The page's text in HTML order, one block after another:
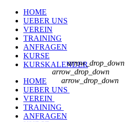
HOME
UEBER UNS
VEREIN
TRAINING
ANFRAGEN
KURSE
KURSKALENDER
HOME
UEBER UNS
arrow_drop_down
VEREIN
arrow_drop_down
TRAINING
arrow_drop_down
ANFRAGEN